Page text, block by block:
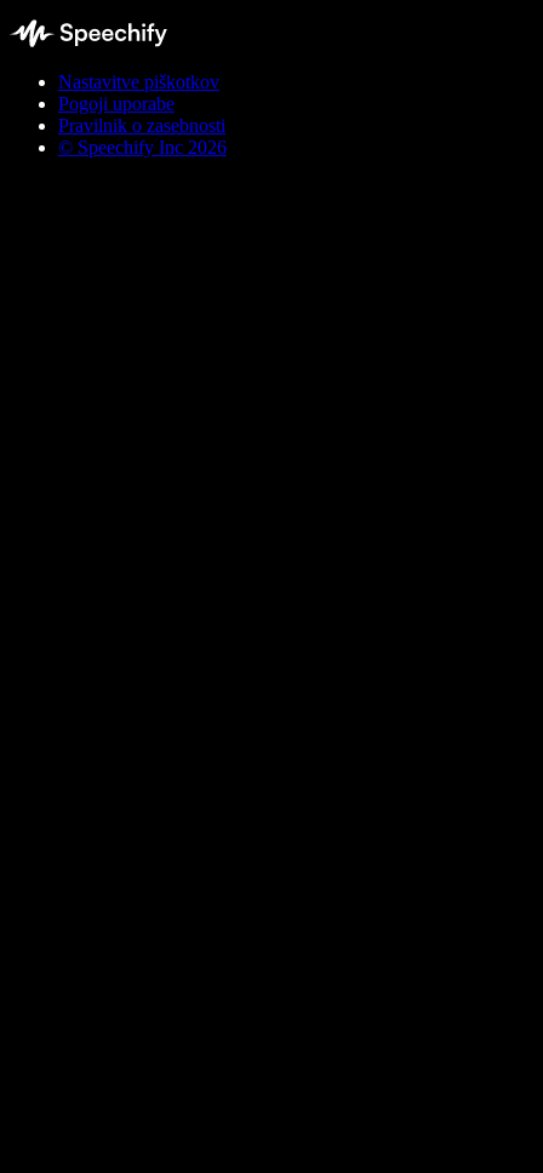
Nastavitve piškotkov
Pogoji uporabe
Pravilnik o zasebnosti
© Speechify Inc 2026